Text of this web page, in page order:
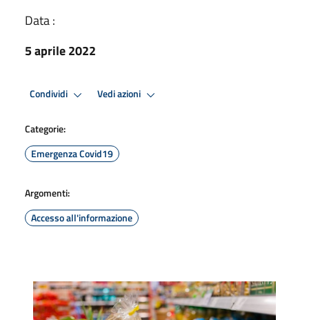
Data :
5 aprile 2022
Condividi Vedi azioni
Categorie:
Emergenza Covid19
Argomenti:
Accesso all'informazione